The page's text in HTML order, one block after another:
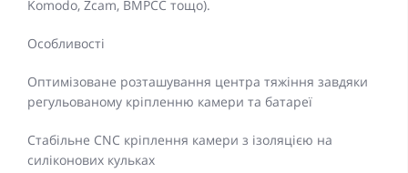
Komodo, Zcam, BMPCC тощо).
Особливості
Оптимізоване розташування центра тяжіння завдяки
регульованому кріпленню камери та батареї
Стабільне CNC кріплення камери з ізоляцією на
силіконових кульках